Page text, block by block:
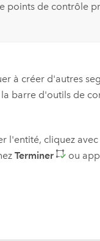
points de contrôle
à créer d'autres
barre d'outils de
l'entité, cliquez
Terminer
ou